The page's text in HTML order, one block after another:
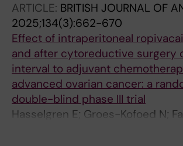
ARTICLE: BRITISH JOURNAL OF
2025;134(3):662-670
Effect of intraperitoneal
and after cytoreductive surgery
interval to adjuvant
advanced ovarian cancer: a
double-blind phase III trial
Hasselgren E; Groes-Kofoed N;
Bjorne H; Zach D; Hunde D;